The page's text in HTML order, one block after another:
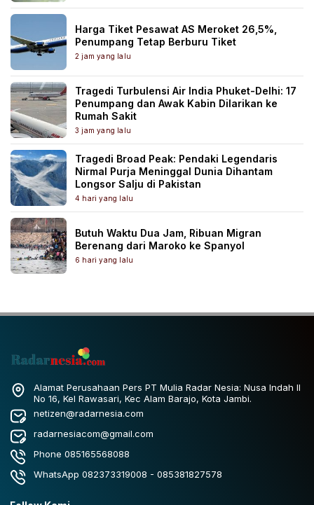
Harga Tiket Pesawat AS Meroket 26,5%,
Penumpang Tetap Berburu Tiket
2 jam yang lalu
Tragedi Turbulensi Air India Phuket-Delhi: 17
Penumpang dan Awak Kabin Dilarikan ke
Rumah Sakit
3 jam yang lalu
Tragedi Broad Peak: Pendaki Legendaris
Nirmal Purja Meninggal Dunia Dihantam
Longsor Salju di Pakistan
4 hari yang lalu
Butuh Waktu Dua Jam, Ribuan Migran
Berenang dari Maroko ke Spanyol
6 hari yang lalu
Alamat Perusahaan Pers PT Mulia Radar Nesia: Nusa Indah II
No 16, Kel Rawasari, Kec Alam Barajo, Kota Jambi.
netizen@radarnesia.com
radarnesiacom@gmail.com
Phone 085165568088
WhatsApp 082373319008 - 085381827578